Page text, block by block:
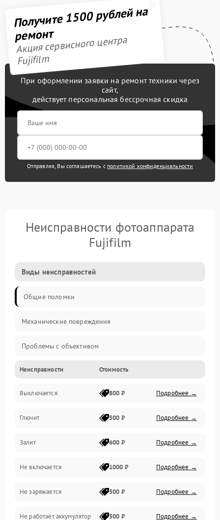
Получите 1500 рублей на
ремонт
Акция сервисного центра
Fujifilm
При оформлении заявки на ремонт техники через
сайт,
действует персональная бессрочная скидка
Отправляя, Вы соглашаетесь с политикой конфиденциальности
Неисправности фотоаппарата
Fujifilm
Виды неисправностей
Общие поломки
Механические повреждения
Проблемы с объективом
Электронные ошибки
Механические проблемы
Матрица и оптика
Питание и питание цепей
Проблемы с картами памяти
Объективы
Неисправности Стоимость
Выключается 800 ₽ Подробнее →
Глючит 500 ₽ Подробнее →
Залит 600 ₽ Подробнее →
Не включается 1000 ₽ Подробнее →
Не заряжается 500 ₽ Подробнее →
Не работает аккумулятор 500 ₽ Подробнее →